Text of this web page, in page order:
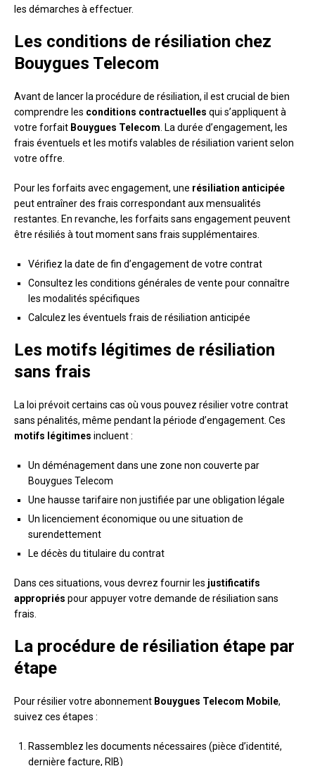
les démarches à effectuer.
Les conditions de résiliation chez
Bouygues Telecom
Avant de lancer la procédure de résiliation, il est crucial de bien
comprendre les conditions contractuelles qui s’appliquent à
votre forfait Bouygues Telecom . La durée d’engagement, les
frais éventuels et les motifs valables de résiliation varient selon
votre offre.
Pour les forfaits avec engagement, une résiliation anticipée
peut entraîner des frais correspondant aux mensualités
restantes. En revanche, les forfaits sans engagement peuvent
être résiliés à tout moment sans frais supplémentaires.
Vérifiez la date de fin d’engagement de votre contrat
Consultez les conditions générales de vente pour connaître
les modalités spécifiques
Calculez les éventuels frais de résiliation anticipée
Les motifs légitimes de résiliation
sans frais
La loi prévoit certains cas où vous pouvez résilier votre contrat
sans pénalités, même pendant la période d’engagement. Ces
motifs légitimes incluent :
Un déménagement dans une zone non couverte par
Bouygues Telecom
Une hausse tarifaire non justifiée par une obligation légale
Un licenciement économique ou une situation de
surendettement
Le décès du titulaire du contrat
Dans ces situations, vous devrez fournir les justificatifs
appropriés pour appuyer votre demande de résiliation sans
frais.
La procédure de résiliation étape par
étape
Pour résilier votre abonnement Bouygues Telecom Mobile,
suivez ces étapes :
Rassemblez les documents nécessaires (pièce d’identité,
dernière facture, RIB)